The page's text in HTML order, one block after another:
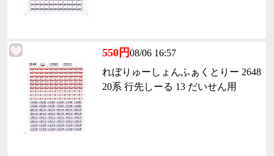
550円08/06 16:57
れぼりゅーしょんふぁくとりー 2648
20系 行先しーる 13 だいせん用